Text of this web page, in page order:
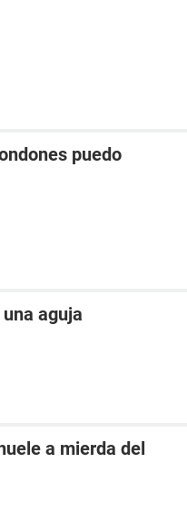
puedo
aguja
a mierda del